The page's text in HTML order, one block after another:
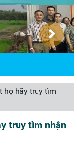
họ hãy truy tìm
truy tìm nhận